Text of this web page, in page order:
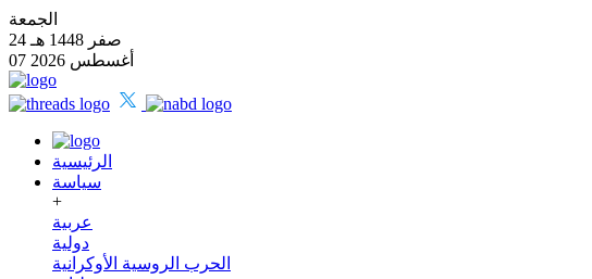
الجمعة
24 صفر 1448 هـ
07 أغسطس 2026
الرئيسية
سياسة
+
عربية
دولية
الحرب الروسية الأوكرانية